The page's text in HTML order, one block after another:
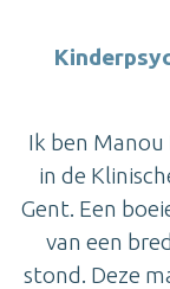
Ik ben
in de
Gent. Een
van een
stond. Deze